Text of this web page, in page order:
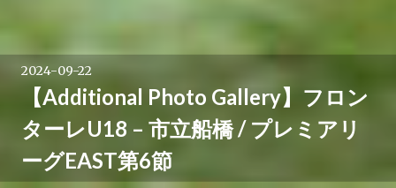
2024-09-22
【Additional Photo Gallery】フロン
ターレU18 – 市立船橋 / プレミアリ
ーグEAST第6節